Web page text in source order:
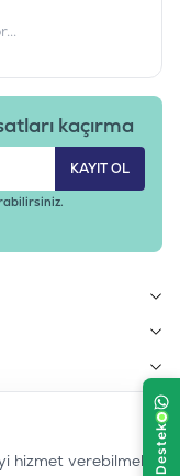
kaçırma
KAYIT OL
hizmet verebilmek